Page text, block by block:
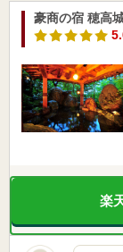
豪商の宿 穂高
楽